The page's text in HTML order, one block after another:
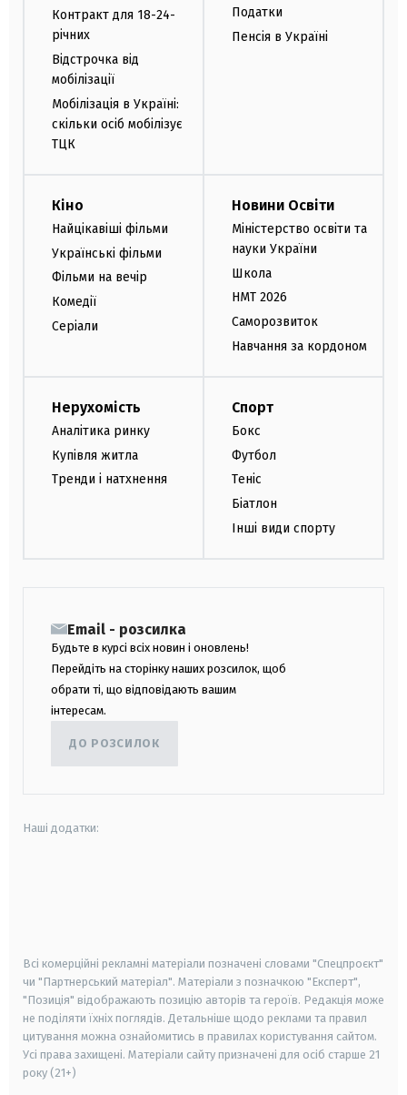
Контракт для 18-24-
річних
Відстрочка від
мобілізації
Мобілізація в Україні:
скільки осіб мобілізує
ТЦК
Податки
Пенсія в Україні
Кіно
Найцікавіші фільми
Українські фільми
Фільми на вечір
Комедії
Серіали
Новини Освіти
Міністерство освіти та
науки України
Школа
НМТ 2026
Саморозвиток
Навчання за кордоном
Нерухомість
Аналітика ринку
Купівля житла
Тренди і натхнення
Спорт
Бокс
Футбол
Теніс
Біатлон
Інші види спорту
Email - розсилка
Будьте в курсі всіх новин і оновлень!
Перейдіть на сторінку наших розсилок, щоб
обрати ті, що відповідають вашим
інтересам.
ДО РОЗСИЛОК
Наші додатки:
Всі комерційні рекламні матеріали позначені словами "Спецпроєкт"
чи "Партнерський матеріал". Матеріали з позначкою "Експерт",
"Позиція" відображають позицію авторів та героїв. Редакція може
не поділяти їхніх поглядів. Детальніше щодо реклами та правил
цитування можна ознайомитись в правилах користування сайтом.
Усі права захищені. Матеріали сайту призначені для осіб старше 21
року (21+)